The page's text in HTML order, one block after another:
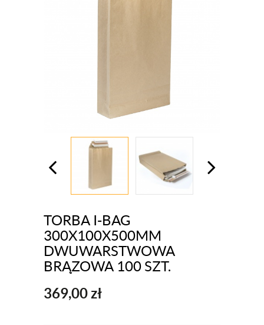
TORBA I-BAG
300X100X500MM
DWUWARSTWOWA
BRĄZOWA 100 SZT.
369,00zł